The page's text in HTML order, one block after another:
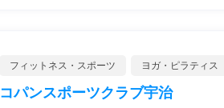
フィットネス・スポーツ ヨガ・ピラティス
コパンスポーツクラブ宇治